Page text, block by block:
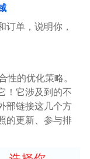
单，说明你，
的优化策略。
！它涉及到的不
部链接这几个方
的更新、参与排